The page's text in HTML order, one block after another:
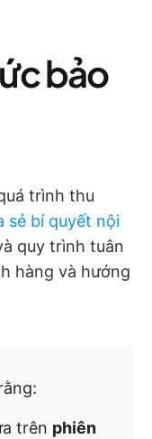
bảo
trình thu
sẻ bí quyết nội
quy trình tuân
hàng và hướng
trên phiên